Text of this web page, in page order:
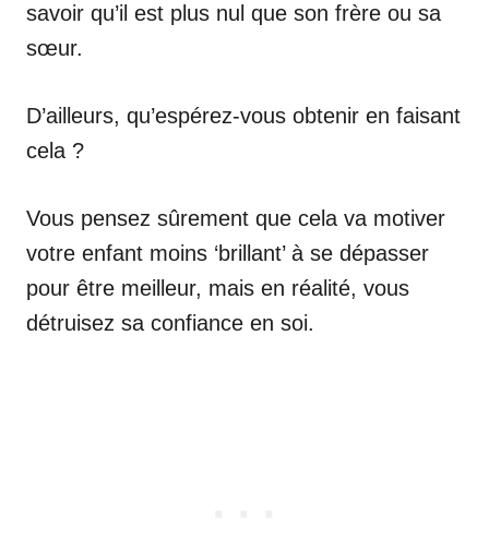
savoir qu’il est plus nul que son frère ou sa
sœur.
D’ailleurs, qu’espérez-vous obtenir en faisant
cela ?
Vous pensez sûrement que cela va motiver
votre enfant moins ‘brillant’ à se dépasser
pour être meilleur, mais en réalité, vous
détruisez sa confiance en soi.